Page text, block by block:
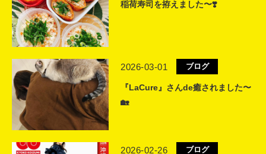
稲荷寿司を拵えました〜❣️
2026-03-01 ブログ
『LaCure』さんde癒されました〜
🏡
2026-02-26 ブログ